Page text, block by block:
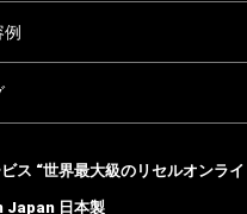
ス “世界最大級のリセルオンライ
Japan 日本製